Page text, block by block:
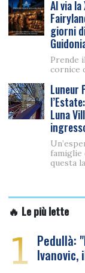
Al via
giorni
Prende
cornice
Luneur
Luna
famiglie
questa
🔥 Le più lette
1 Pedullà:
Ivanovic,